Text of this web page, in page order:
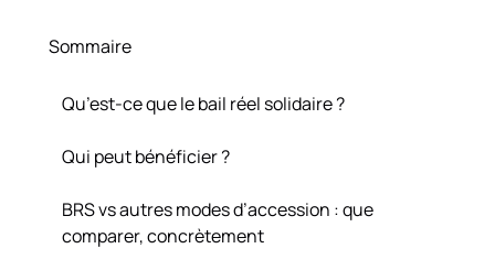
Sommaire
Qu’est-ce que le bail réel solidaire ?
Qui peut bénéficier ?
BRS vs autres modes d’accession : que
comparer, concrètement